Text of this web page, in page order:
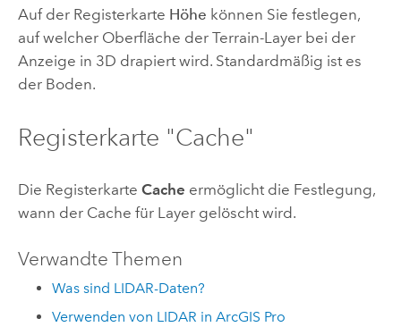
Auf der Registerkarte Höhe können Sie festlegen,
auf welcher Oberfläche der Terrain-Layer bei der
Anzeige in 3D drapiert wird. Standardmäßig ist es
der Boden.
Registerkarte "Cache"
Die Registerkarte Cache ermöglicht die Festlegung,
wann der Cache für Layer gelöscht wird.
Verwandte Themen
Was sind LIDAR-Daten?
Verwenden von LIDAR in ArcGIS Pro